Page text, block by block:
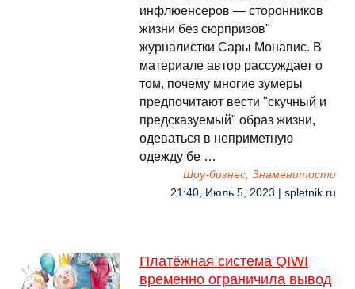
инфлюенсеров — сторонников
жизни без сюрпризов"
журналистки Сары Монавис. В
материале автор рассуждает о
том, почему многие зумеры
предпочитают вести "скучный и
предсказуемый" образ жизни,
одеваться в неприметную
одежду бе …
Шоу-бизнес, Знаменитости
21:40, Июль 5, 2023 | spletnik.ru
Платёжная система QIWI
временно ограничила вывод